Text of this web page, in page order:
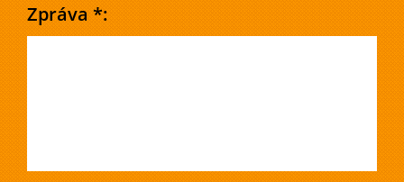
Zpráva *: